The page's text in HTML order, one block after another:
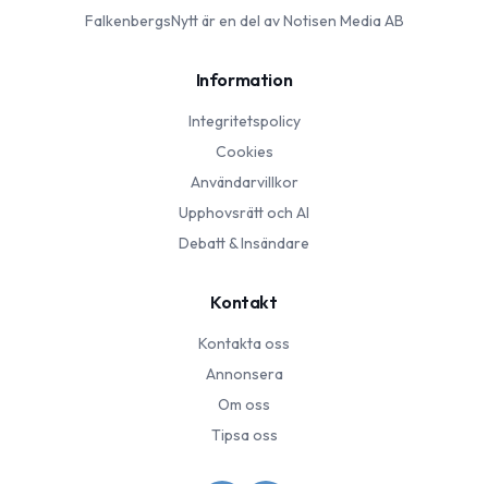
FalkenbergsNyttär en del av Notisen Media AB
Information
Integritetspolicy
Cookies
Användarvillkor
Upphovsrätt och AI
Debatt & Insändare
Kontakt
Kontakta oss
Annonsera
Om oss
Tipsa oss